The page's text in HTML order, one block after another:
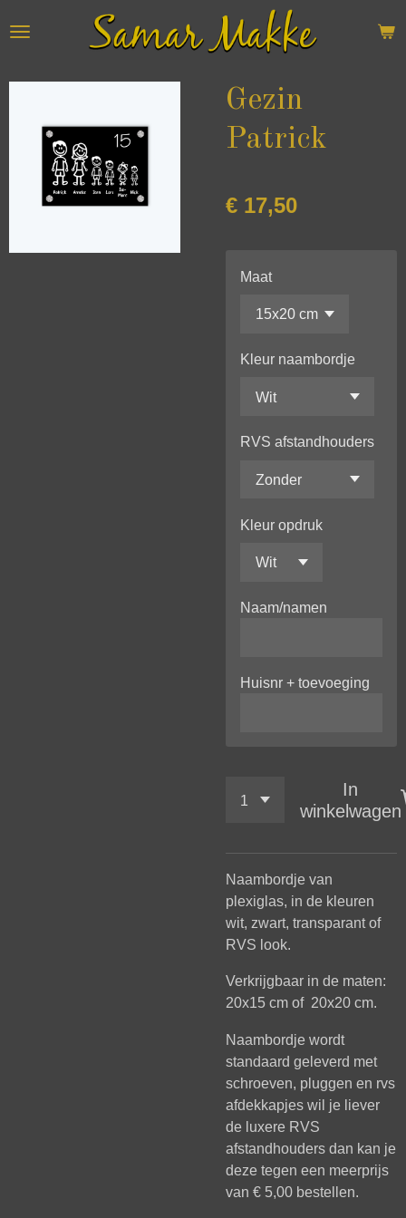
direct
de
Gezin
Patrick
€ 17,50
Maat
Kleur naambordje
RVS afstandhouders
Kleur opdruk
Naam/namen
Huisnr + toevoeging
In
winkelwagen
Naambordje van
plexiglas, in de kleuren
wit, zwart, transparant of
RVS look.
Verkrijgbaar in de maten:
20x15 cm of 20x20 cm.
Naambordje wordt
standaard geleverd met
schroeven, pluggen en rvs
afdekkapjes wil je liever
de luxere RVS
afstandhouders dan kan je
deze tegen een meerprijs
van € 5,00 bestellen.